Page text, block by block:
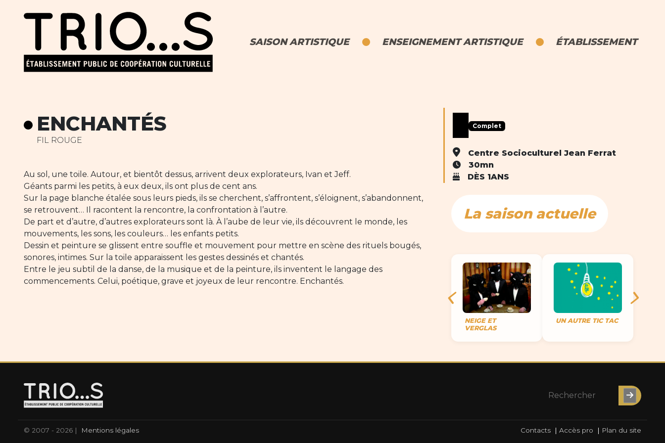
SAISON ARTISTIQUE ENSEIGNEMENT ARTISTIQUE ÉTABLISSEMENT
ENCHANTÉS
FIL ROUGE
Au sol, une toile. Autour, et bientôt dessus, arrivent deux explorateurs, Ivan et Jeff.
Géants parmi les petits, à eux deux, ils ont plus de cent ans.
Sur la page blanche étalée sous leurs pieds, ils se cherchent, s’affrontent, s’éloignent, s’abandonnent,
se retrouvent… Il racontent la rencontre, la confrontation à l’autre.
De part et d’autre, d’autres explorateurs sont là. À l’aube de leur vie, ils découvrent le monde, les
mouvements, les sons, les couleurs… les enfants petits.
Dessin et peinture se glissent entre souffle et mouvement pour mettre en scène des rituels bougés,
sonores, intimes. Sur la toile apparaissent les gestes dessinés et chantés.
Entre le jeu subtil de la danse, de la musique et de la peinture, ils inventent le langage des
commencements. Celui, poétique, grave et joyeux de leur rencontre. Enchantés.
Complet
Centre Socioculturel Jean Ferrat
30mn
DÈS 1ANS
La saison actuelle
NEIGE ET
VERGLAS
UN AUTRE TIC TAC
© 2007 - 2026 | Mentions légales Contacts | Accès pro | Plan du site